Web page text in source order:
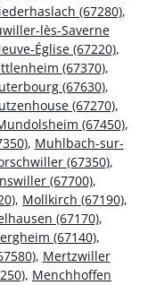
(67280),
lès-Saverne
Église (67220),
(67370),
(67630),
(67270),
(67450),
, Muhlbach-sur-
(67350),
(67700),
, Mollkirch (67190),
(67170),
(67140),
, Mertzwiller
, Menchhoffen